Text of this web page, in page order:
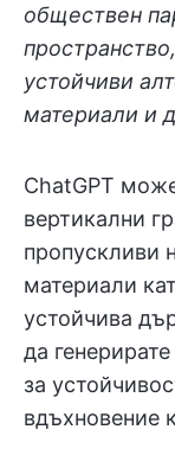
обществен
устойчиви
материали и
ChatGPT
вертикални
пропускливи
материали
устойчива
да
за
вдъхновение